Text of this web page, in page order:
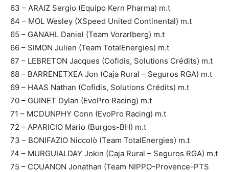
63 – ARAIZ Sergio (Equipo Kern Pharma) m.t
64 – MOL Wesley (XSpeed United Continental) m.t
65 – GANAHL Daniel (Team Vorarlberg) m.t
66 – SIMON Julien (Team TotalEnergies) m.t
67 – LEBRETON Jacques (Cofidis, Solutions Crédits) m.t
68 – BARRENETXEA Jon (Caja Rural – Seguros RGA) m.t
69 – HAAS Nathan (Cofidis, Solutions Crédits) m.t
70 – GUINET Dylan (EvoPro Racing) m.t
71 – MCDUNPHY Conn (EvoPro Racing) m.t
72 – APARICIO Mario (Burgos-BH) m.t
73 – BONIFAZIO Niccolò (Team TotalEnergies) m.t
74 – MURGUIALDAY Jokin (Caja Rural – Seguros RGA) m.t
75 – COUANON Jonathan (Team NIPPO-Provence-PTS